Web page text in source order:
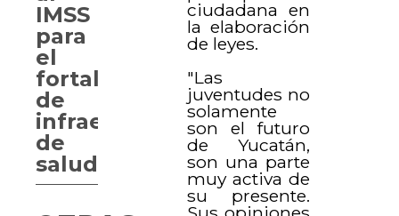
ciudadana en
la elaboración
de leyes.
"Las
juventudes no
solamente
son el futuro
de Yucatán,
son una parte
muy activa de
su presente.
IMSS
para
el
fortalecimiento
de
infraestructura
de
salud